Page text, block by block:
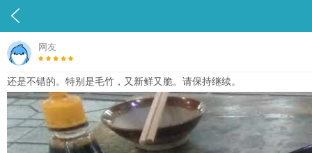

网友
还是不错的。特别是毛竹，又新鲜又脆。请保持继续。